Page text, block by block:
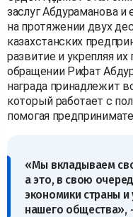
заслуг Абдураманова и
на протяжении двух
казахстанских
развитие и укрепляя
обращении Рифат
награда принадлежит
который работает с
помогая
«Мы вкладываем
а это, в свою
экономики страны
нашего общества»,